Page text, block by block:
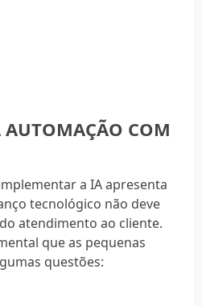
AUTOMAÇÃO COM
a IA apresenta
tecnológico não deve
atendimento ao cliente.
que as pequenas
questões: